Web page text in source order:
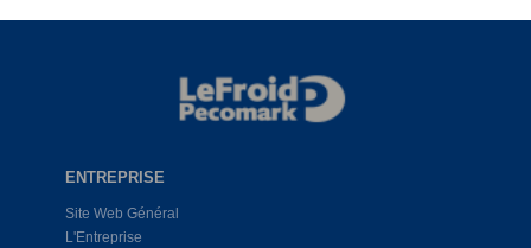
ENTREPRISE
Site Web Général
L'Entreprise